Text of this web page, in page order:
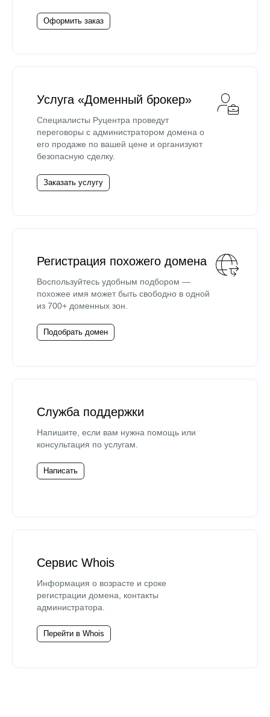
Оформить заказ
Услуга «Доменный брокер»
Специалисты Руцентра проведут
переговоры с администратором домена о
его продаже по вашей цене и организуют
безопасную сделку.
Заказать услугу
Регистрация похожего домена
Воспользуйтесь удобным подбором —
похожее имя может быть свободно в одной
из 700+ доменных зон.
Подобрать домен
Служба поддержки
Напишите, если вам нужна помощь или
консультация по услугам.
Написать
Сервис Whois
Информация о возрасте и сроке
регистрации домена, контакты
администратора.
Перейти в Whois